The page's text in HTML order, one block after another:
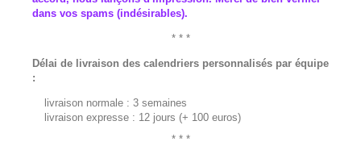
dans vos spams (indésirables).
* * *
Délai de livraison des calendriers personnalisés par équipe
:
livraison normale : 3 semaines
livraison expresse : 12 jours (+ 100 euros)
* * *